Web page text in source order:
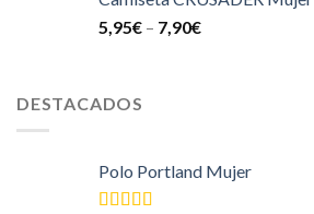
5,95€ – 7,90€
DESTACADOS
Polo Portland Mujer